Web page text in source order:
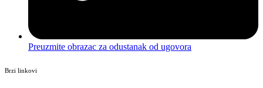
Preuzmite obrazac za odustanak od ugovora
Brzi linkovi